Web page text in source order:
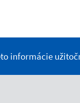
informácie